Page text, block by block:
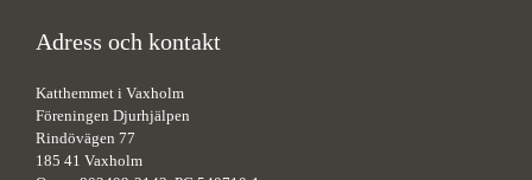
Adress och kontakt
Katthemmet i Vaxholm
Föreningen Djurhjälpen
Rindövägen 77
185 41 Vaxholm